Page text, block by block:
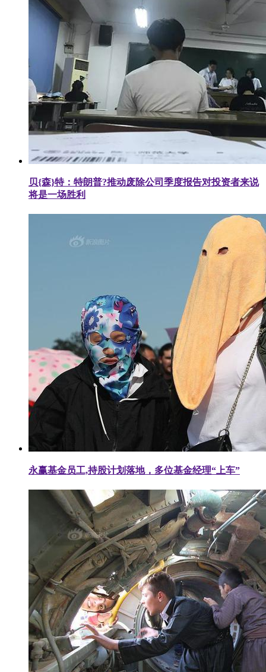
贝{森}特：特朗普?推动废除公司季度报告对投资者来说
将是一场胜利
永赢基金员工,持股计划落地，多位基金经理“上车”